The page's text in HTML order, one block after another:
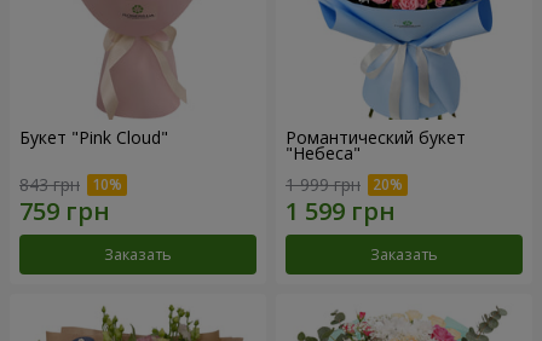
Букет "Pink Cloud"
843 грн
Заказать
Романтический букет
"Небеса"
1 999 грн
Заказать